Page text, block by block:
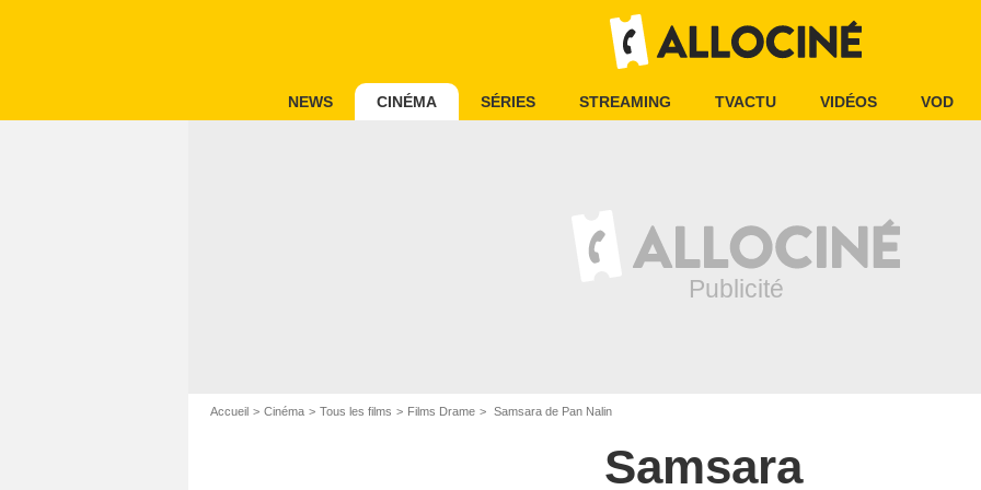
NEWS CINÉMA SÉRIES STREAMING TVACTU VIDÉOS VOD
Accueil Cinéma Tous les films Films Drame Samsara de Pan Nalin
Samsara